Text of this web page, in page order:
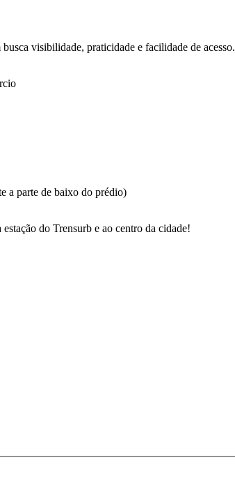
visibilidade, praticidade e facilidade de acesso.
a parte de baixo do prédio)
do Trensurb e ao centro da cidade!